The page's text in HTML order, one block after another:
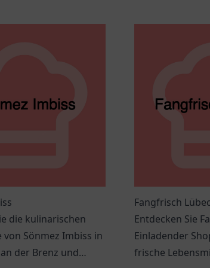
die kulinarischen
von Sönmez Imbiss in
der Brenz und
Fangfrisch
Entdecken Sie
Einladender
frische